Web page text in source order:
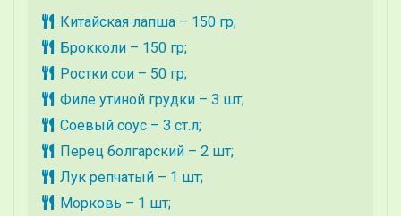
Китайская лапша – 150 гр;
Брокколи – 150 гр;
Ростки сои – 50 гр;
Филе утиной грудки – 3 шт;
Соевый соус – 3 ст.л;
Перец болгарский – 2 шт;
Лук репчатый – 1 шт;
Морковь – 1 шт;